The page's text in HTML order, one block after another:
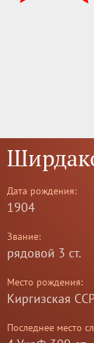
Дата рождения:
1904
Звание:
рядовой 3 ст.
Место рождения:
Киргизская
Последнее место